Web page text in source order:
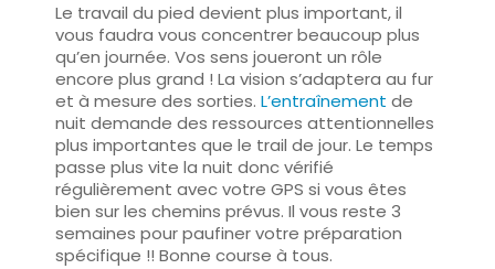
Le travail du pied devient plus important, il
vous faudra vous concentrer beaucoup plus
qu’en journée. Vos sens joueront un rôle
encore plus grand ! La vision s’adaptera au fur
et à mesure des sorties. L’entraînement de
nuit demande des ressources attentionnelles
plus importantes que le trail de jour. Le temps
passe plus vite la nuit donc vérifié
régulièrement avec votre GPS si vous êtes
bien sur les chemins prévus. Il vous reste 3
semaines pour paufiner votre préparation
spécifique !! Bonne course à tous.